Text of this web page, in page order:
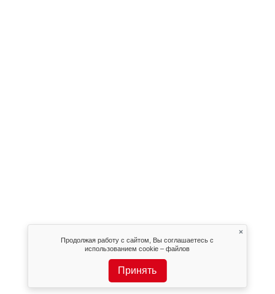
Продолжая работу с сайтом, Вы соглашаетесь с
использованием cookie – файлов
Принять
×